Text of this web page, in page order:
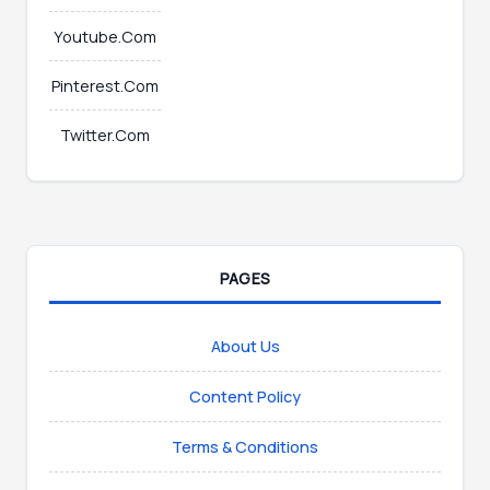
Youtube.Com
Pinterest.Com
Twitter.Com
PAGES
About Us
Content Policy
Terms & Conditions